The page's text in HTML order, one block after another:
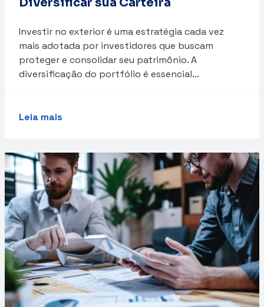
Investir no exterior é uma estratégia cada vez
mais adotada por investidores que buscam
proteger e consolidar seu patrimônio. A
diversificação do portfólio é essencial…
Leia mais